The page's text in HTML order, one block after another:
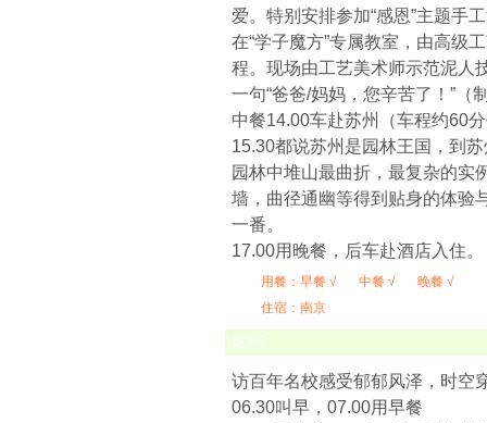
爱。特别安排参加“感恩”主题手
在“学子魔方”专属教室，由高级
程。现场由工艺美术师示范泥人
一句“爸爸/妈妈，您辛苦了！”（
中餐14.00车赴苏州（车程约60
15.30都说苏州是园林王国，到
园林中堆山最曲折，最复杂的实
墙，曲径通幽等得到贴身的体验
一番。
17.00用晚餐，后车赴酒店入住。
用餐： 早餐 √ 中餐 √
晚餐 √
住宿：南京
第3天
访百年名校感受郁郁风泽，时空
06.30叫早，07.00用早餐